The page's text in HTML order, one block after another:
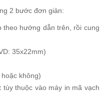
2 bước đơn giản:
h­ướng dẫn trên, rồi cung
35x22mm)
không)
thuộc vào máy in mã vạch